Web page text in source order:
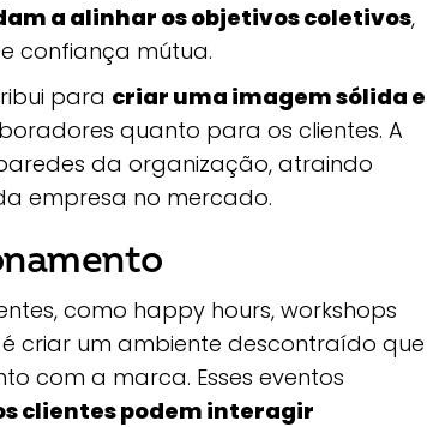
a alinhar os objetivos coletivos,
confiança mútua.
para criar uma imagem sólida e
quanto para os clientes. A
da organização, atraindo
empresa no mercado.
como happy hours, workshops
é criar um ambiente descontraído que
com a marca. Esses eventos
clientes podem interagir